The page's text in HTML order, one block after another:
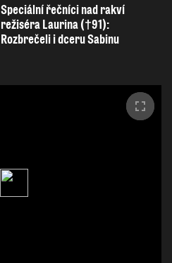
Speciální řečníci nad rakví
režiséra Laurina (†91):
Rozbrečeli i dceru Sabinu